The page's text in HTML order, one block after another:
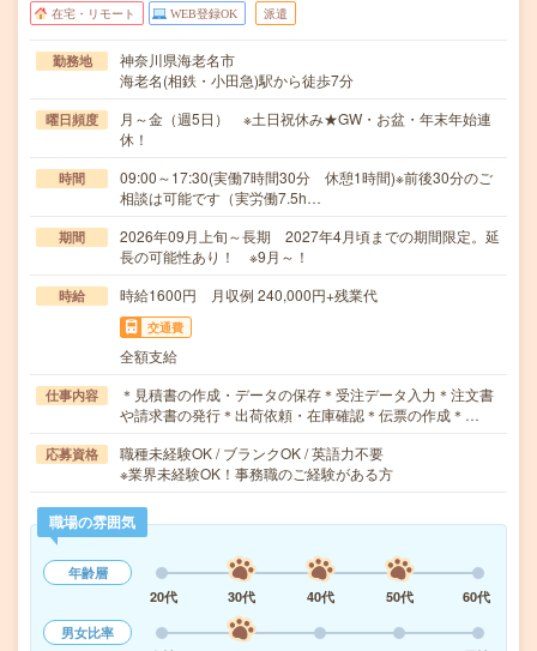
在宅・リモート WEB登録OK 派遣
勤務地
神奈川県海老名市
海老名(相鉄・小田急)駅から徒歩7分
曜日頻度
月～金（週5日） ※土日祝休み★GW・お盆・年末年始連
休！
時間
09:00～17:30(実働7時間30分 休憩1時間)※前後30分のご
相談は可能です（実労働7.5h…
期間
2026年09月上旬～長期 2027年4月頃までの期間限定。延
長の可能性あり！ ※9月～！
時給 時給1600円 月収例 240,000円+残業代
交通費
全額支給
仕事内容
＊見積書の作成・データの保存＊受注データ入力＊注文書
や請求書の発行＊出荷依頼・在庫確認＊伝票の作成＊…
応募資格
職種未経験OK / ブランクOK / 英語力不要
※業界未経験OK！事務職のご経験がある方
職場の雰囲気
年齢層
20代
30代 40代 50代
60代
男女比率